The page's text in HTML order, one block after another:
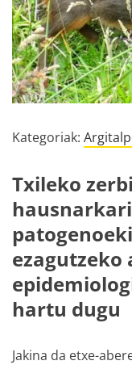
Kategoriak:
Txileko
ezagutzeko
hartu dugu
Jakina da etxe-